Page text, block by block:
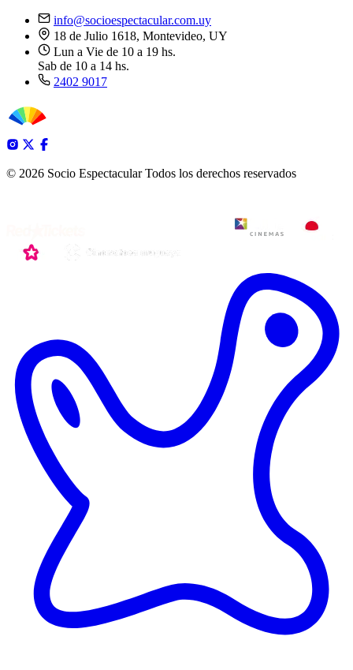
info@socioespectacular.com.uy
18 de Julio 1618, Montevideo, UY
Lun a Vie de 10 a 19 hs.
Sab de 10 a 14 hs.
2402 9017
© 2026 Socio Espectacular Todos los derechos reservados